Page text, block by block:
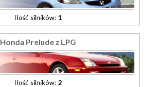
Ilość silników: 1
Honda Prelude z LPG
Ilość silników: 2